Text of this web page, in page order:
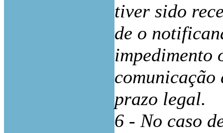
tiver sido
de o
impedimento
comunicação
prazo legal.
6 - No caso